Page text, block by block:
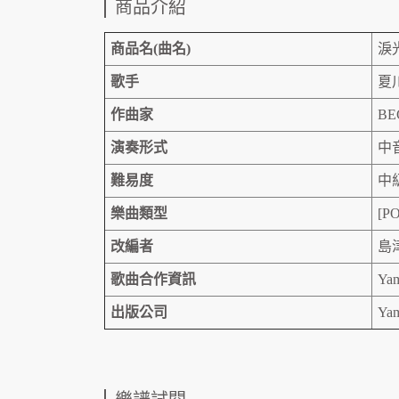
商品介紹
商品名(曲名) 淚
歌手 夏
作曲家
演奏形式 中
難易度 中
樂曲類型
改編者 島
歌曲合作資訊
出版公司